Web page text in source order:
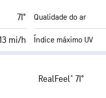
9 (Muito
Teto de nuvens
71°
mi/h
Qualidade do ar
Índice máximo UV
Index™
Cobertura de nuvens
RealFeel® 71°